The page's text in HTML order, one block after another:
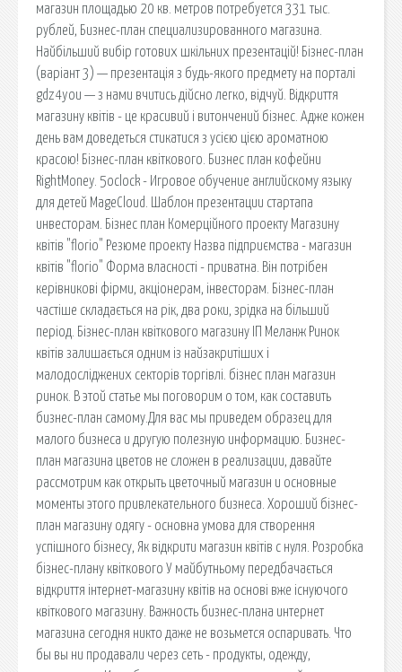
магазин площадью 20 кв. метров потребуется 331 тыс.
рублей, Бизнес-план специализированного магазина.
Найбільший вибір готових шкільних презентацій! Бізнес-план
(варіант 3) — презентація з будь-якого предмету на порталі
gdz4you — з нами вчитись дійсно легко, відчуй. Відкриття
магазину квітів - це красивий і витончений бізнес. Адже кожен
день вам доведеться стикатися з усією цією ароматною
красою! Бізнес-план квіткового. Бизнес план кофейни
RightMoney. 5oclock - Игровое обучение английскому языку
для детей MageCloud. Шаблон презентации стартапа
инвесторам. Бізнес план Комерційного проекту Магазину
квітів "florio" Резюме проекту Назва підприємства - магазин
квітів "florio" Форма власності - приватна. Він потрібен
керівникові фірми, акціонерам, інвесторам. Бізнес-план
частіше складається на рік, два роки, зрідка на більший
період. Бізнес-план квіткового магазину ІП Меланж Ринок
квітів залишається одним із найзакритіших і
малодосліджених секторів торгівлі. бізнес план магазин
ринок. В этой статье мы поговорим о том, как составить
бизнес-план самому.Для вас мы приведем образец для
малого бизнеса и другую полезную информацию. Бизнес-
план магазина цветов не сложен в реализации, давайте
рассмотрим как открыть цветочный магазин и основные
моменты этого привлекательного бизнеса. Хороший бізнес-
план магазину одягу - основна умова для створення
успішного бізнесу, Як відкрити магазин квітів с нуля. Розробка
бізнес-плану квіткового У майбутньому передбачається
відкриття інтернет-магазину квітів на основі вже існуючого
квіткового магазину. Важность бизнес-плана интернет
магазина сегодня никто даже не возьмется оспаривать. Что
бы вы ни продавали через сеть - продукты, одежду,